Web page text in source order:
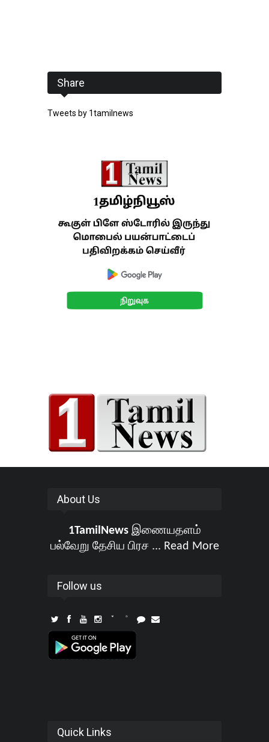
Share
Tweets by 1tamilnews
About Us
1TamilNewsஇணையதளம்
பல்வேறு தேசிய பிரச ... Read More
Follow us
Quick Links